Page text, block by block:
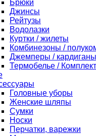
Брюки
Джинсы
Рейтузы
Водолазки
Куртки / жилеты
Комбинезоны /
Джемперы /
Термобелье /
Головные уборы
Женские шляпы
Сумки
Носки
Перчатки, варежки